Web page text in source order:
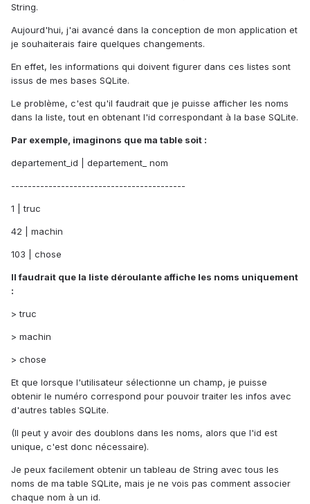
String.
Aujourd'hui, j'ai avancé dans la conception de mon application et
je souhaiterais faire quelques changements.
En effet, les informations qui doivent figurer dans ces listes sont
issus de mes bases SQLite.
Le problème, c'est qu'il faudrait que je puisse afficher les noms
dans la liste, tout en obtenant l'id correspondant à la base SQLite.
Par exemple, imaginons que ma table soit :
departement_id | departement_ nom
------------------------------------------
1 | truc
42 | machin
103 | chose
Il faudrait que la liste déroulante affiche les noms uniquement
:
> truc
> machin
> chose
Et que lorsque l'utilisateur sélectionne un champ, je puisse
obtenir le numéro correspond pour pouvoir traiter les infos avec
d'autres tables SQLite.
(Il peut y avoir des doublons dans les noms, alors que l'id est
unique, c'est donc nécessaire).
Je peux facilement obtenir un tableau de String avec tous les
noms de ma table SQLite, mais je ne vois pas comment associer
chaque nom à un id.